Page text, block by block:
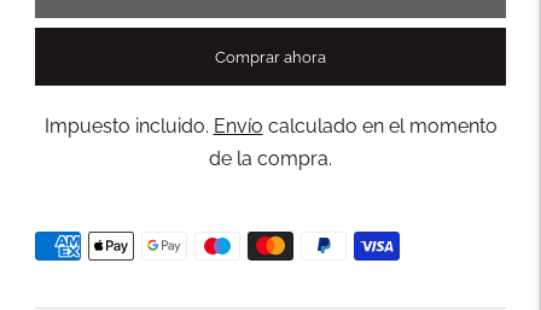
Comprar ahora
Impuesto incluido. Envío calculado en el momento
de la compra.